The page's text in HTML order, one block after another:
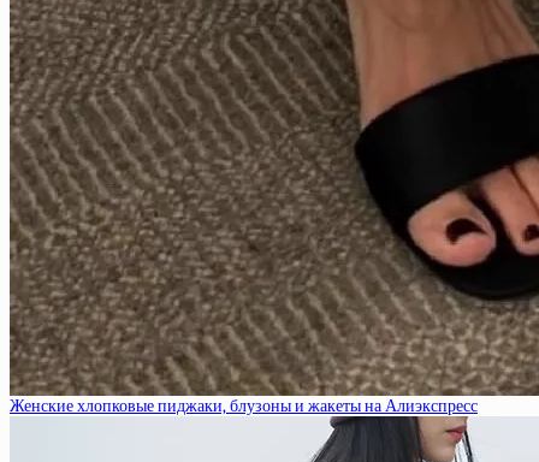
Женские хлопковые пиджаки, блузоны и жакеты на Алиэкспресс